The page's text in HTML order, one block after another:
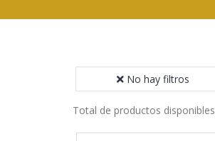
No hay filtros
Total de productos disponibles